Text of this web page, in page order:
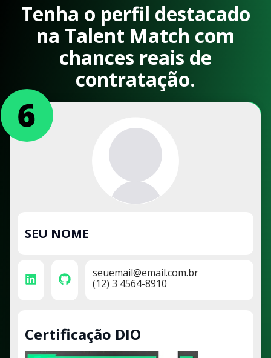
Tenha o perfil destacado
na Talent Match com
chances reais de
contratação.
SEU NOME
seuemail@email.com.br
(12) 3 4564-8910
Certificação DIO